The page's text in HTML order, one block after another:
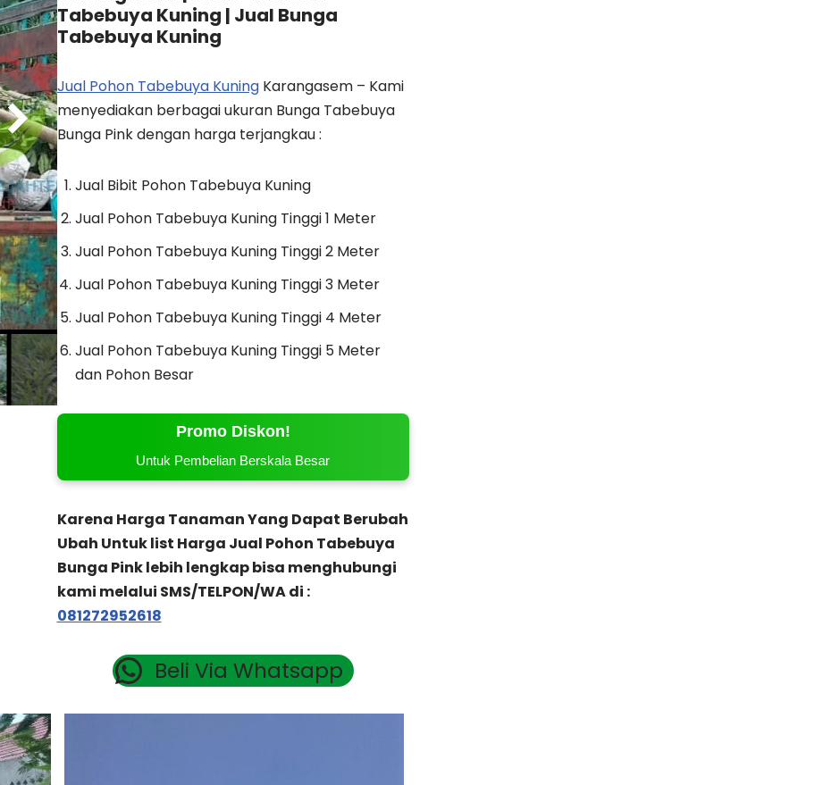
Tabebuya Kuning | Jual Bunga
Tabebuya Kuning
Jual Pohon Tabebuya KuningKarangasem – Kami
menyediakan berbagai ukuran Bunga Tabebuya
Bunga Pink dengan harga terjangkau :
Jual Bibit Pohon Tabebuya Kuning
Jual Pohon Tabebuya Kuning Tinggi 1 Meter
Jual Pohon Tabebuya Kuning Tinggi 2 Meter
Jual Pohon Tabebuya Kuning Tinggi 3 Meter
Jual Pohon Tabebuya Kuning Tinggi 4 Meter
Jual Pohon Tabebuya Kuning Tinggi 5 Meter
dan Pohon Besar
Promo Diskon!
Untuk Pembelian Berskala Besar
Karena Harga Tanaman Yang Dapat Berubah
Ubah Untuk list Harga Jual Pohon Tabebuya
Bunga Pink lebih lengkap bisa menghubungi
kami melalui SMS/TELPON/WA di :
081272952618
Beli Via Whatsapp